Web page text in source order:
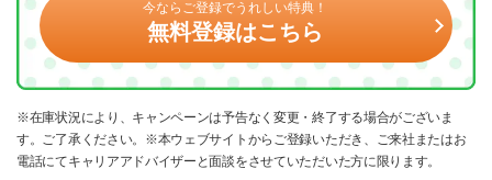
今ならご登録でうれしい特典！
無料登録はこちら
※在庫状況により、キャンペーンは予告なく変更・終了する場合がございま
す。ご了承ください。※本ウェブサイトからご登録いただき、ご来社またはお
電話にてキャリアアドバイザーと面談をさせていただいた方に限ります。